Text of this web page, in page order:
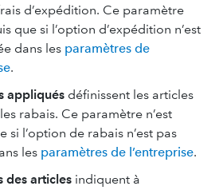
d’expédition. Ce paramètre
que si l’option d’expédition n’est
dans les paramètres de
.
appliqués définissent les articles
rabais. Ce paramètre n’est
si l’option de rabais n’est pas
les paramètres de l’entreprise.
des articles indiquent à